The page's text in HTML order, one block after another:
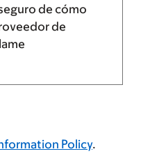
de cómo
de
Policy.